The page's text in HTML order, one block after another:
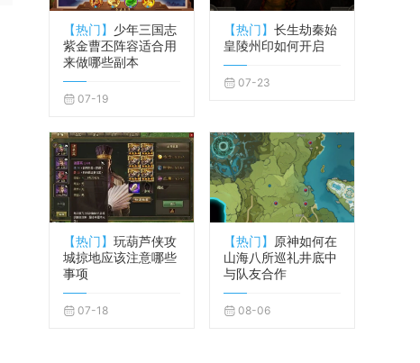
【热门】 少年三国志
紫金曹丕阵容适合用
来做哪些副本
07-19
【热门】 长生劫秦始
皇陵州印如何开启
07-23
【热门】 玩葫芦侠攻
城掠地应该注意哪些
事项
07-18
【热门】
原神如何在
山海八所巡礼井底中
与队友合作
08-06